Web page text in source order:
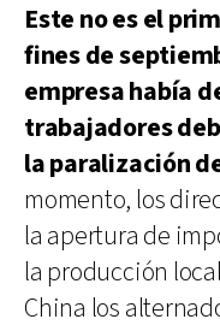
Este no es el
fines de
empresa había
trabajadores
la paralización
momento, los
la apertura de
la producción
China los